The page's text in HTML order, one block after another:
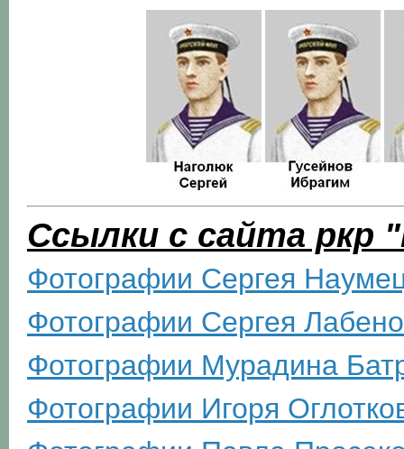
Ссылки с сайта ркр
Фотографии Сергея
Фотографии Сергея
Фотографии Мурадина
Фотографии Игоря